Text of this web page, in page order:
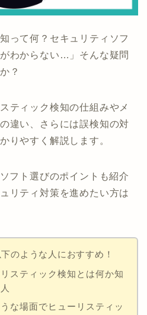
って何？セキュリティソフ
わからない…」そんな疑問
？
ティック検知の仕組みやメ
違い、さらには誤検知の対
りやすく解説します。
フト選びのポイントも紹介
リティ対策を進めたい方は
のような人におすすめ！
スティック検知とは何か知
な場面でヒューリスティッ